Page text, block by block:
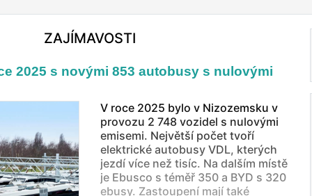
ZAJÍMAVOSTI
2025 s novými 853 autobusy s nulovými
V roce 2025 bylo v Nizozemsku v
provozu 2 748 vozidel s nulovými
emisemi. Největší počet tvoří
elektrické autobusy VDL, kterých
jezdí více než tisíc. Na dalším místě
je Ebusco s téměř 350 a BYD s 320
ebusy. Zastoupení mají také